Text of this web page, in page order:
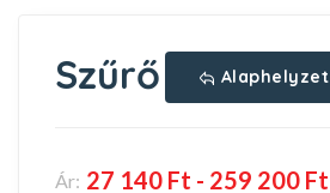
Szűrő Alaphelyzet
Ár: